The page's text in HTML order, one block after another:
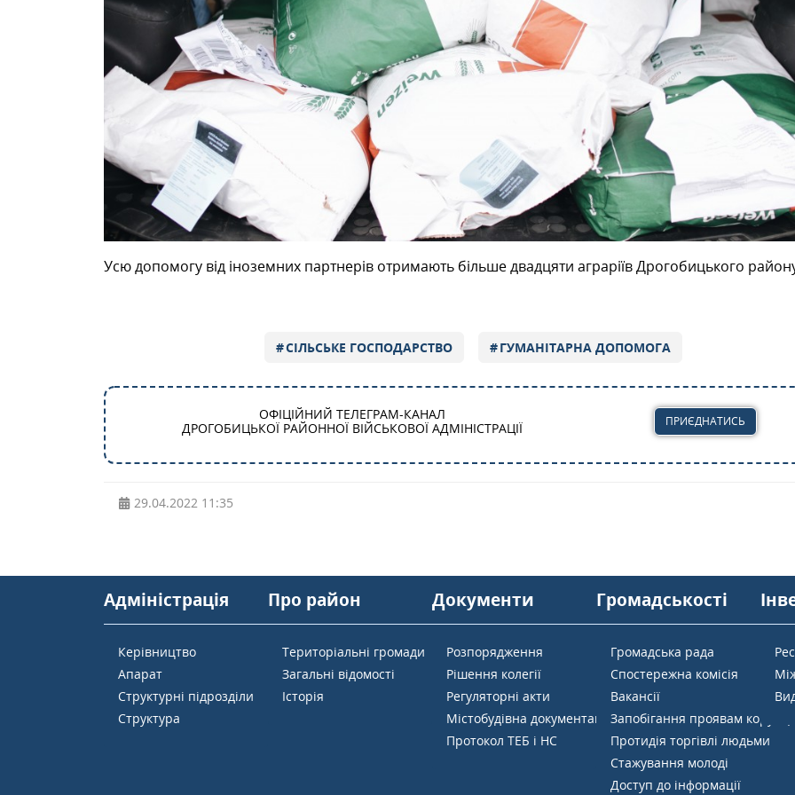
Усю допомогу від іноземних партнерів отримають більше двадцяти аграріїв Дрогобицького
СІЛЬСЬКЕ ГОСПОДАРСТВО ГУМАНІТАРНА ДОПОМОГА
ОФІЦІЙНИЙ ТЕЛЕГРАМ-КАНАЛ
ДРОГОБИЦЬКОЇ РАЙОННОЇ ВІЙСЬКОВОЇ АДМІНІСТРАЦІЇ
ПРИЄДНАТИСЬ
29.04.2022 11:35
Адміністрація
Керівництво
Апарат
Структурні підрозділи
Структура
Про район
Територіальні громади
Загальні відомості
Історія
Документи
Розпорядження
Рішення колегії
Регуляторні акти
Містобудівна документація
Протокол ТЕБ і НС
Громадськості
Громадська рада
Спостережна комісія
Вакансії
Запобігання проявам
Протидія торгівлі людьми
Стажування молоді
Доступ до інформації